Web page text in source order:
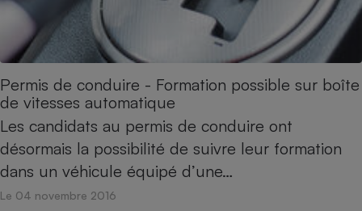
Permis de conduire - Formation possible sur boîte
de vitesses automatique
Les candidats au permis de conduire ont
désormais la possibilité de suivre leur formation
dans un véhicule équipé d’une…
Le 04 novembre 2016